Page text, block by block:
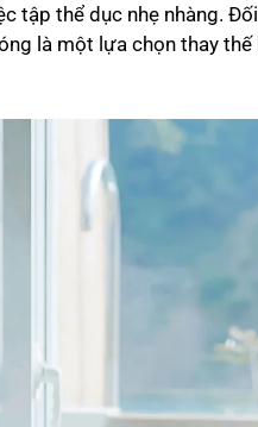
tập thể dục nhẹ nhàng.
là một lựa chọn thay